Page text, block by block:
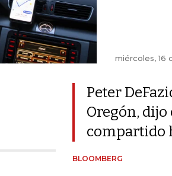
miércoles, 16
Peter
Oregón,
compartido
BLOOMBERG